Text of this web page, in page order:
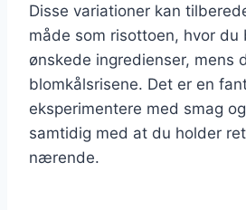
Disse variationer kan
måde som risottoen, hvor
ønskede ingredienser, mens
blomkålsrisene. Det er en
eksperimentere med smag
samtidig med at du holder
nærende.